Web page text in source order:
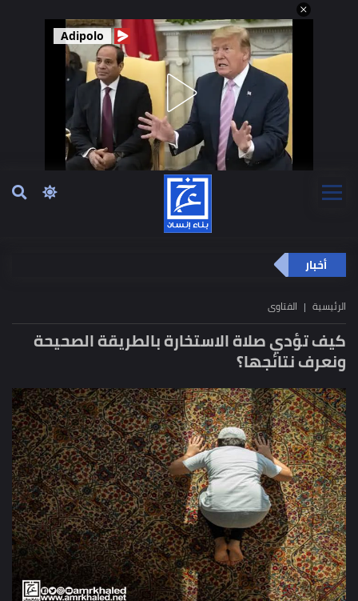
Adipolo
أخبار
الرئيسية الفتاوى
كيف تؤدي صلاة الاستخارة بالطريقة الصحيحة
ونعرف نتائجها؟